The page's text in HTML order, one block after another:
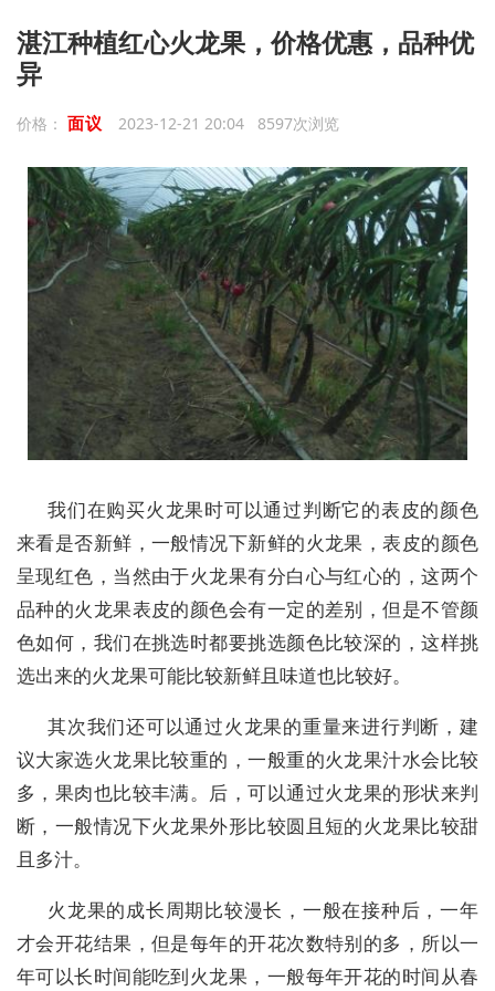
湛江种植红心火龙果，价格优惠，品种优
异
价格： 面议 2023-12-21 20:04 8597次浏览
我们在购买火龙果时可以通过判断它的表皮的颜色
来看是否新鲜，一般情况下新鲜的火龙果，表皮的颜色
呈现红色，当然由于火龙果有分白心与红心的，这两个
品种的火龙果表皮的颜色会有一定的差别，但是不管颜
色如何，我们在挑选时都要挑选颜色比较深的，这样挑
选出来的火龙果可能比较新鲜且味道也比较好。
其次我们还可以通过火龙果的重量来进行判断，建
议大家选火龙果比较重的，一般重的火龙果汁水会比较
多，果肉也比较丰满。后，可以通过火龙果的形状来判
断，一般情况下火龙果外形比较圆且短的火龙果比较甜
且多汁。
火龙果的成长周期比较漫长，一般在接种后，一年
才会开花结果，但是每年的开花次数特别的多，所以一
年可以长时间能吃到火龙果，一般每年开花的时间从春